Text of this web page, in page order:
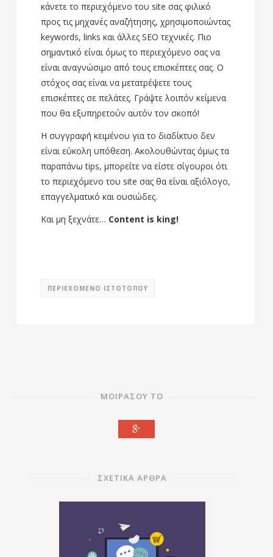
κάνετε το περιεχόμενο του site σας φιλικό
προς τις μηχανές αναζήτησης, χρησιμοποιώντας
keywords, links και άλλες SEO τεχνικές. Πιο
σημαντικό είναι όμως το περιεχόμενο σας να
είναι αναγνώσιμο από τους επισκέπτες σας. Ο
στόχος σας είναι να μετατρέψετε τους
επισκέπτες σε πελάτες. Γράψτε λοιπόν κείμενα
που θα εξυπηρετούν αυτόν τον σκοπό!
Η συγγραφή κειμένου για το διαδίκτυο δεν
είναι εύκολη υπόθεση. Ακολουθώντας όμως τα
παραπάνω tips, μπορείτε να είστε σίγουροι ότι
το περιεχόμενο του site σας θα είναι αξιόλογο,
επαγγελματικό και ουσιώδες.
Και μη ξεχνάτε… Content is king!
ΠΕΡΙΕΧΟΜΕΝΟ ΙΣΤΟΤΟΠΟΥ
ΜΟΙΡΑΣΟΥ ΤΟ
ΣΧΕΤΙΚΑ ΑΡΘΡΑ